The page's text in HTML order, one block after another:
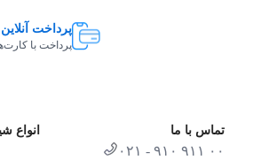
پرداخت
پرداخت با
تماس با ما
۰۲۱ - ۹۱۰ ۹۱۱ ۰۰
انواع